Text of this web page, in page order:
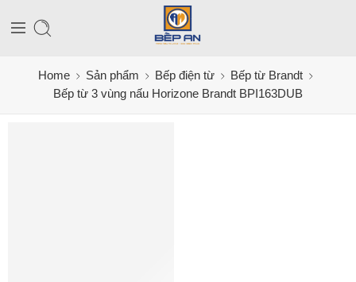
Home Sản phẩm Bếp điện từ
Bếp từ Brandt
Bếp từ 3 vùng nấu Horizone Brandt BPI163DUB